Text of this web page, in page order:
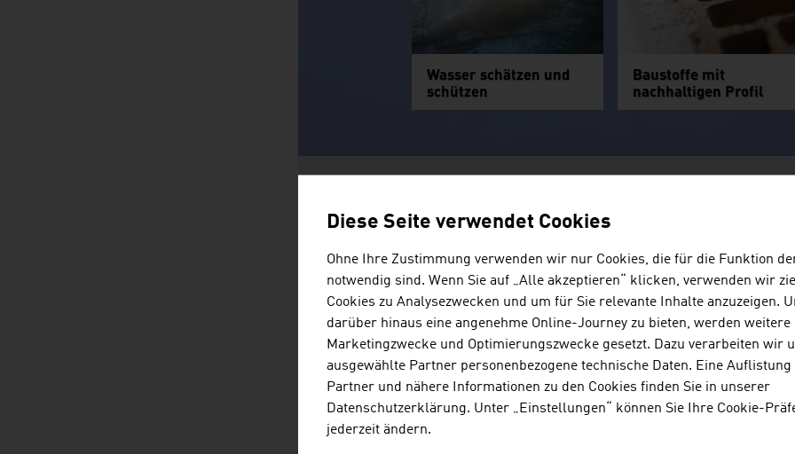
Wasser schätzen und
schützen
Baustoffe mit
nachhaltigen Profil
WINTERSPORT
MADE IN
#WINTERSPORTSAUSTRIA
Diese Seite verwendet Cookies
Ohne Ihre Zustimmung verwenden wir nur Cookies, die für die Funktion
notwendig sind. Wenn Sie auf „Alle akzeptieren“ klicken, verwenden wir
Cookies zu Analysezwecken und um für Sie relevante Inhalte anzuzeigen.
darüber hinaus eine angenehme Online-Journey zu bieten, werden weitere
Marketingzwecke und Optimierungszwecke gesetzt. Dazu verarbeiten wir
ausgewählte Partner personenbezogene technische Daten. Eine Auflistung
Partner und nähere Informationen zu den Cookies finden Sie in unserer
Datenschutzerklärung. Unter „Einstellungen“ können Sie Ihre Cookie-
jederzeit ändern.